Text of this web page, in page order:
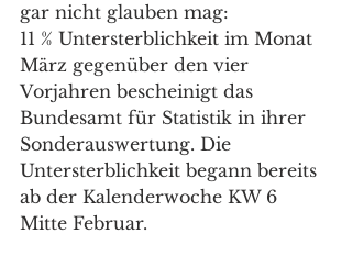
gar nicht glauben mag:
11 % Untersterblichkeit im Monat
März gegenüber den vier
Vorjahren bescheinigt das
Bundesamt für Statistik in ihrer
Sonderauswertung. Die
Untersterblichkeit begann bereits
ab der Kalenderwoche KW 6
Mitte Februar.